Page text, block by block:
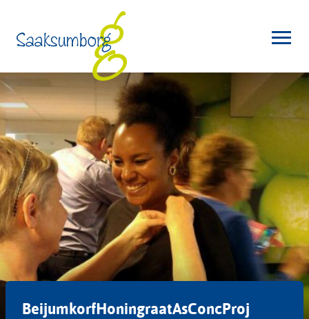
BeijumkorfHoningraatAsConcProj